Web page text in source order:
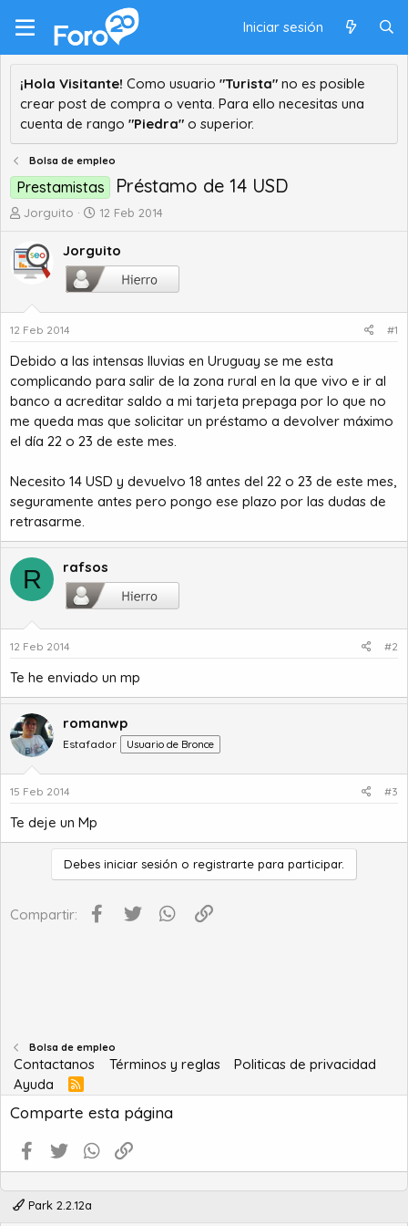
Iniciar sesión
¡Hola Visitante! Como usuario "Turista" no es posible
crear post de compra o venta. Para ello necesitas una
cuenta de rango "Piedra" o superior.
Bolsa de empleo
Prestamistas Préstamo de 14 USD
A
t
o
r
e
t
m
a
Jorguito
F
c
h
a
e
i
c
i
o
12 Feb 2014
Jorguito
12 Feb 2014 #1
Debido a las intensas lluvias en Uruguay se me esta
complicando para salir de la zona rural en la que vivo e ir al
banco a acreditar saldo a mi tarjeta prepaga por lo que no
me queda mas que solicitar un préstamo a devolver máximo
el día 22 o 23 de este mes.
Necesito 14 USD y devuelvo 18 antes del 22 o 23 de este mes,
seguramente antes pero pongo ese plazo por las dudas de
retrasarme.
R rafsos
12 Feb 2014 #2
Te he enviado un mp
romanwp
Estafador Usuario de Bronce
15 Feb 2014 #3
Te deje un Mp
Debes iniciar sesión o registrarte para participar.
Compartir: Facebook
Twitter WhatsApp
Bolsa de empleo
Contactanos Términos y reglas
Politicas de privacidad
Ayuda
R
S
S
Comparte esta página
Facebook
Twitter WhatsApp
Park 2.2.12a